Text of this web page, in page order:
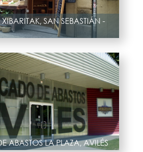
SAN SEBASTIÁN -
ABASTOS LA PLAZA, AVILÉS